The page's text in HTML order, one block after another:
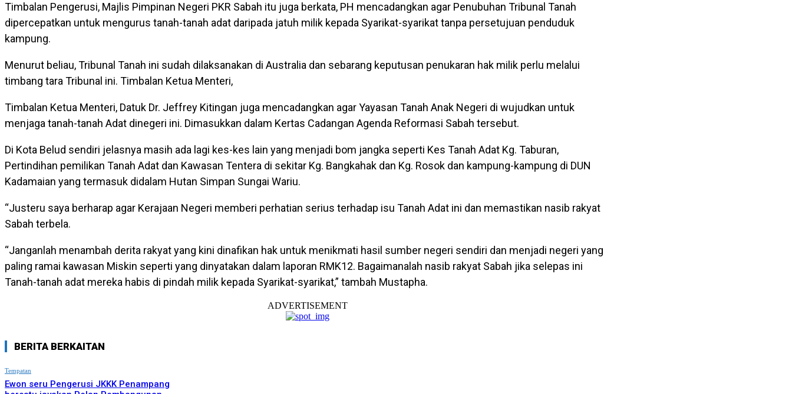
Timbalan Pengerusi, Majlis Pimpinan Negeri PKR Sabah itu juga berkata, PH mencadangkan agar Penubuhan Tribunal Tanah
dipercepatkan untuk mengurus tanah-tanah adat daripada jatuh milik kepada Syarikat-syarikat tanpa persetujuan penduduk
kampung.
Menurut beliau, Tribunal Tanah ini sudah dilaksanakan di Australia dan sebarang keputusan penukaran hak milik perlu melalui
timbang tara Tribunal ini. Timbalan Ketua Menteri,
Timbalan Ketua Menteri, Datuk Dr. Jeffrey Kitingan juga mencadangkan agar Yayasan Tanah Anak Negeri di wujudkan untuk
menjaga tanah-tanah Adat dinegeri ini. Dimasukkan dalam Kertas Cadangan Agenda Reformasi Sabah tersebut.
Di Kota Belud sendiri jelasnya masih ada lagi kes-kes lain yang menjadi bom jangka seperti Kes Tanah Adat Kg. Taburan,
Pertindihan pemilikan Tanah Adat dan Kawasan Tentera di sekitar Kg. Bangkahak dan Kg. Rosok dan kampung-kampung di DUN
Kadamaian yang termasuk didalam Hutan Simpan Sungai Wariu.
“Justeru saya berharap agar Kerajaan Negeri memberi perhatian serius terhadap isu Tanah Adat ini dan memastikan nasib rakyat
Sabah terbela.
“Janganlah menambah derita rakyat yang kini dinafikan hak untuk menikmati hasil sumber negeri sendiri dan menjadi negeri yang
paling ramai kawasan Miskin seperti yang dinyatakan dalam laporan RMK12. Bagaimanalah nasib rakyat Sabah jika selepas ini
Tanah-tanah adat mereka habis di pindah milik kepada Syarikat-syarikat,” tambah Mustapha.
ADVERTISEMENT
BERITA BERKAITAN
Tempatan
Ewon seru Pengerusi JKKK Penampang